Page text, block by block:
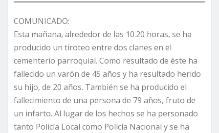
COMUNICADO:
Esta mañana, alrededor de las 10.20 horas, se ha
producido un tiroteo entre dos clanes en el
cementerio parroquial. Como resultado de éste ha
fallecido un varón de 45 años y ha resultado herido
su hijo, de 20 años. También se ha producido el
fallecimiento de una persona de 79 años, fruto de
un infarto. Al lugar de los hechos se ha personado
tanto Policía Local como Policía Nacional y se ha